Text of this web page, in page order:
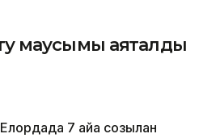
маусымы аяқталды
7 айға созылған